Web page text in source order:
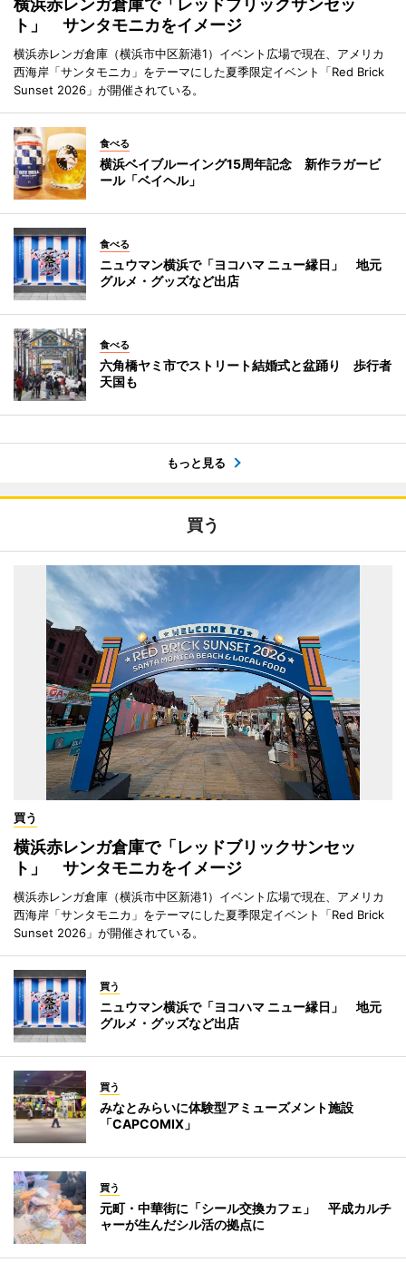
横浜赤レンガ倉庫で「レッドブリックサンセッ
ト」 サンタモニカをイメージ
横浜赤レンガ倉庫（横浜市中区新港1）イベント広場で現在、アメリカ
西海岸「サンタモニカ」をテーマにした夏季限定イベント「Red Brick
Sunset 2026」が開催されている。
食べる
横浜ベイブルーイング15周年記念 新作ラガービ
ール「ベイヘル」
食べる
ニュウマン横浜で「ヨコハマ ニュー縁日」 地元
グルメ・グッズなど出店
食べる
六角橋ヤミ市でストリート結婚式と盆踊り 歩行者
天国も
もっと見る
買う
買う
横浜赤レンガ倉庫で「レッドブリックサンセッ
ト」 サンタモニカをイメージ
横浜赤レンガ倉庫（横浜市中区新港1）イベント広場で現在、アメリカ
西海岸「サンタモニカ」をテーマにした夏季限定イベント「Red Brick
Sunset 2026」が開催されている。
買う
ニュウマン横浜で「ヨコハマ ニュー縁日」 地元
グルメ・グッズなど出店
買う
みなとみらいに体験型アミューズメント施設
「CAPCOMIX」
買う
元町・中華街に「シール交換カフェ」 平成カルチ
ャーが生んだシル活の拠点に